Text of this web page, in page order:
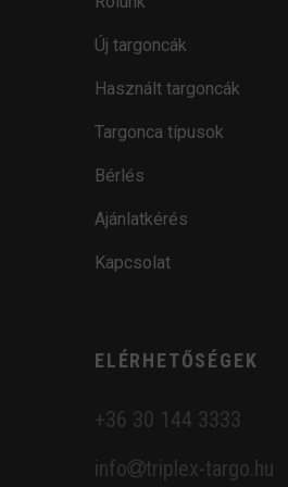
Új targoncák
Használt targoncák
Targonca típusok
Bérlés
Ajánlatkérés
Kapcsolat
ELÉRHETŐSÉGEK
+36 30 144 3333
info
triplex-targo.hu